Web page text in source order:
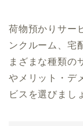
荷物預かりサー
ンクルーム、宅
まざまな種類の
やメリット・デ
ビスを選びまし